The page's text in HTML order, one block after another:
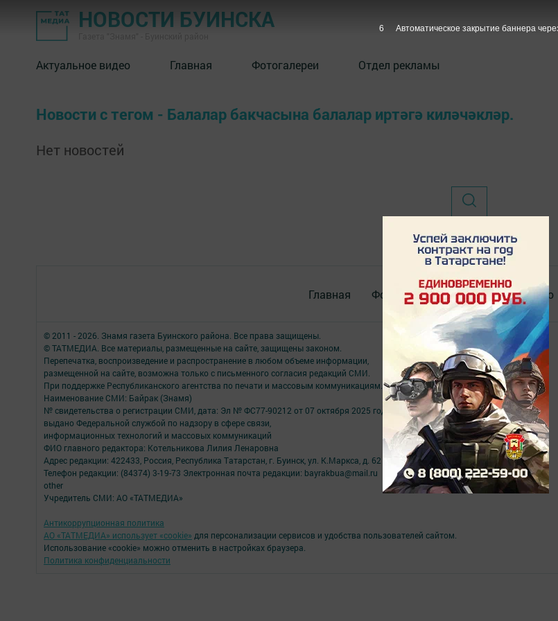
НОВОСТИ БУИНСКА
Актуальное видео Главная Фотогалереи Отдел рекламы
Новости с тегом - Балалар бакчасына балалар иртәгә киләчәкләр.
Нет новостей
Главная Фотогалереи Актуальное видео
© 2011 - 2026. Знамя газета Буинского района. Все права защищены.
© ТАТМЕДИА. Все материалы, размещенные на сайте, защищены законом.
Перепечатка, воспроизведение и распространение в любом объеме информации,
размещенной на сайте, возможна только с письменного согласия редакций СМИ.
При поддержке Республиканского агентства по печати и массовым коммуникациям.
Наименование СМИ: Байрак (Знамя)
№ свидетельства о регистрации СМИ, дата: Эл № ФС77-90212 от 07 октября 2025 года
выдано Федеральной службой по надзору в сфере связи,
информационных технологий и массовых коммуникаций
ФИО главного редактора: Котельникова Лилия Ленаровна
Адрес редакции: 422433, Россия, Республика Татарстан, г. Буинск, ул. К.Маркса, д. 62
Телефон редакции: (84374) 3-19-73 Электронная почта редакции: bayrakbua@mail.ru
other
Учредитель СМИ: АО «ТАТМЕДИА»
Антикоррупционная политика
АО «ТАТМЕДИА» использует «cookie» для персонализации сервисов и удобства пользователей сайтом.
Использование «cookie» можно отменить в настройках браузера.
Политика конфиденциальности
6 Автоматическое закрытие баннера